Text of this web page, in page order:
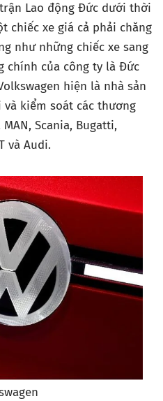
Lao động Đức dưới thời
chiếc xe giá cả phải chăng
như những chiếc xe sang
chính của công ty là Đức
hiện là nhà sản
kiểm soát các thương
Scania, Bugatti,
và Audi.